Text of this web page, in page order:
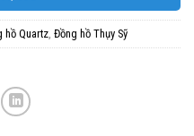
hồ Quartz, Đồng hồ Thụy Sỹ